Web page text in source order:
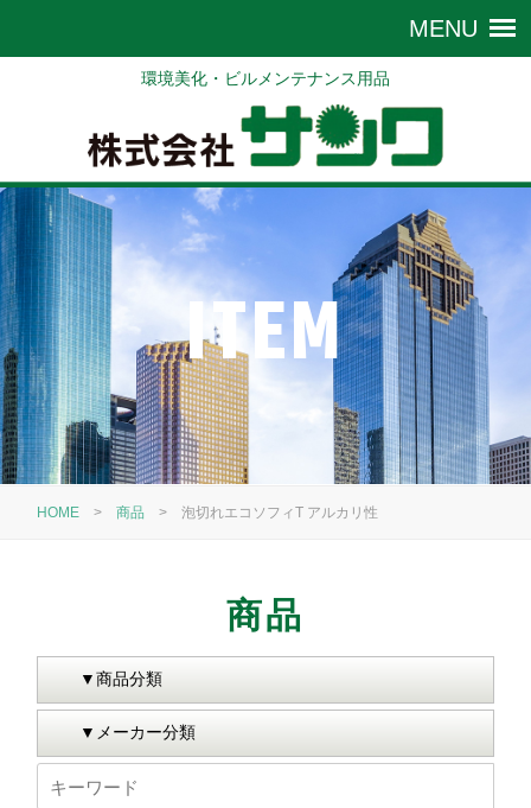
環境美化・ビルメンテナンス用品
ITEM
HOME >商品 >泡切れエコソフィT アルカリ性
商品